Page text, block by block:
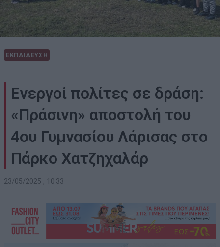
ΕΚΠΑΙΔΕΥΣΗ
Ενεργοί πολίτες σε δράση:
«Πράσινη» αποστολή του
4ου Γυμνασίου Λάρισας στο
Πάρκο Χατζηχαλάρ
23/05/2025 , 10:33